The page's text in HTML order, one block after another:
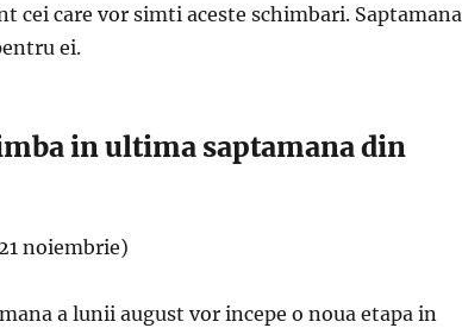
cei care vor simti aceste schimbari. Saptamana
ei.
in ultima saptamana din
noiembrie)
a lunii august vor incepe o noua etapa in